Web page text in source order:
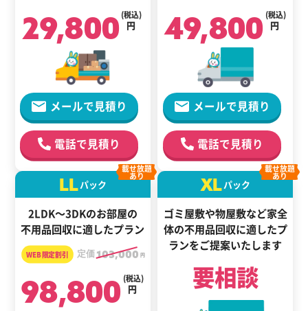
29,800 円
(税込)
メールで見積り
電話で見積り
49,800 円
(税込)
メールで見積り
電話で見積り
LLパック
2LDK～3DKのお部屋の
不用品回収に適したプラン
載せ放題
あり
定価103,000 円
98,800 円
(税込)
XLパック
ゴミ屋敷や物屋敷など家全
体の不用品回収に適したプ
ランをご提案いたします
載せ放題
あり
要相談